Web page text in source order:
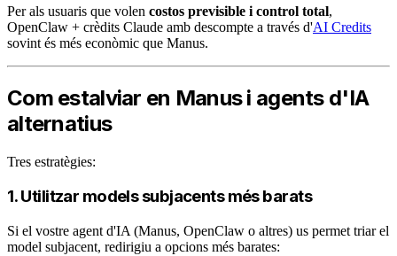
Per als usuaris que volen costos previsible i control total,
OpenClaw + crèdits Claude amb descompte a través d'AI Credits
sovint és més econòmic que Manus.
Com estalviar en Manus i agents d'IA
alternatius
Tres estratègies:
1. Utilitzar models subjacents més barats
Si el vostre agent d'IA (Manus, OpenClaw o altres) us permet triar el
model subjacent, redirigiu a opcions més barates: